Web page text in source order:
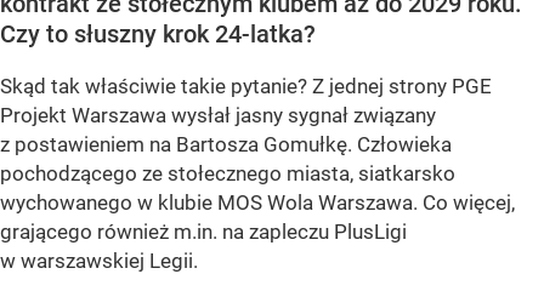
Czy to słuszny krok 24-latka?
Skąd tak właściwie takie pytanie? Z jednej strony PGE
Projekt Warszawa wysłał jasny sygnał związany
z postawieniem na Bartosza Gomułkę. Człowieka
pochodzącego ze stołecznego miasta, siatkarsko
wychowanego w klubie MOS Wola Warszawa. Co więcej,
grającego również m.in. na zapleczu PlusLigi
w warszawskiej Legii.